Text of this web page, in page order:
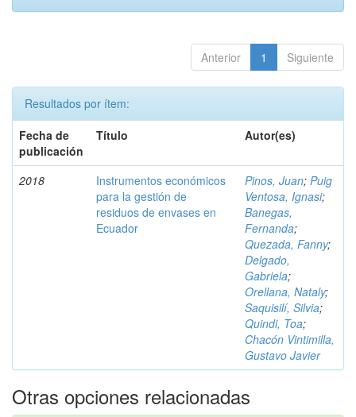
Anterior 1 Siguiente
Resultados por ítem:
Fecha de
publicación
Título Autor(es)
2018
Instrumentos económicos
para la gestión de
residuos de envases en
Ecuador
Pinos, Juan; Puig
Ventosa, Ignasi;
Banegas,
Fernanda;
Quezada, Fanny;
Delgado,
Gabriela;
Orellana, Nataly;
Saquisilí, Silvia;
Quindi, Toa;
Chacón Vintimilla,
Gustavo Javier
Otras opciones relacionadas